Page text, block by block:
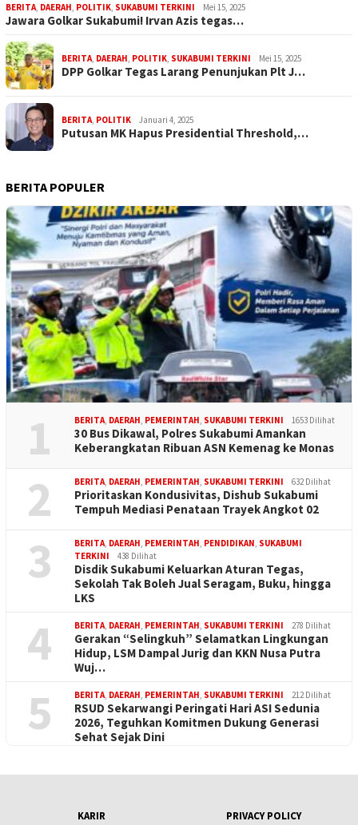
BERITA, DAERAH, POLITIK, SUKABUMI TERKINI Mei 15, 2025
Jawara Golkar Sukabumi! Irvan Azis tegas…
BERITA, DAERAH, POLITIK, SUKABUMI TERKINI Mei 15, 2025
DPP Golkar Tegas Larang Penunjukan Plt J…
BERITA, POLITIK Januari 4, 2025
Putusan MK Hapus Presidential Threshold,…
BERITA POPULER
1 BERITA, DAERAH, PEMERINTAH, SUKABUMI TERKINI 1653 Dilihat
30 Bus Dikawal, Polres Sukabumi Amankan
Keberangkatan Ribuan ASN Kemenag ke Monas
2 BERITA, DAERAH, PEMERINTAH, SUKABUMI TERKINI 632 Dilihat
Prioritaskan Kondusivitas, Dishub Sukabumi
Tempuh Mediasi Penataan Trayek Angkot 02
3 BERITA, DAERAH, PEMERINTAH, PENDIDIKAN, SUKABUMI
TERKINI
438 Dilihat
Disdik Sukabumi Keluarkan Aturan Tegas,
Sekolah Tak Boleh Jual Seragam, Buku, hingga
LKS
4 BERITA, DAERAH, PEMERINTAH, SUKABUMI TERKINI 278 Dilihat
Gerakan “Selingkuh” Selamatkan Lingkungan
Hidup, LSM Dampal Jurig dan KKN Nusa Putra
Wuj…
5 BERITA, DAERAH, PEMERINTAH, SUKABUMI TERKINI 212 Dilihat
RSUD Sekarwangi Peringati Hari ASI Sedunia
2026, Teguhkan Komitmen Dukung Generasi
Sehat Sejak Dini
KARIR PRIVACY POLICY